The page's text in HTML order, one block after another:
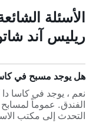
الأسئلة
ريليس آند
هل يوجد مسبح في
نعم ، يوجد في كاسا
الفندق. عموماً لمسابح
التحدث إلى مكتب